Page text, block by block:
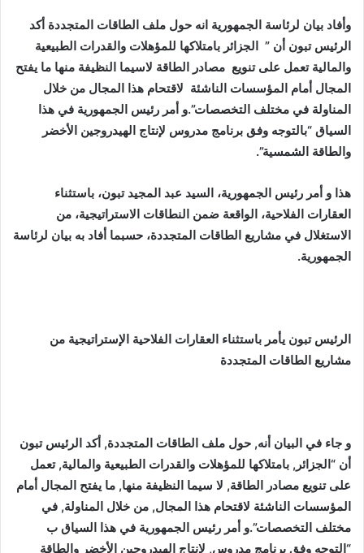
وأفاد بيان لرئاسة الجمهورية انه حول ملف الطاقات المتجددة أكد
الرئيس تبون أن ” الجزائر بامتلاكها للمؤهلات والقدرات الطبيعية
والمالية تعمل على تنويع مصادر الطاقة لاسيما النظيفة منها ما يفتح
المجال أمام المؤسسات الناشئة لاقتحام هذا المجال من خلال
المناولة في مختلف التخصصات”.و أمر رئيس الجمهورية في هذا
السياق “بالتوجه وفق برنامج مدروس لإنتاج الهيدروجين الأخضر
والطاقة الشمسية”.
هذا و أمر رئيس الجمهورية، السيد عبد المجيد تبون، باستثناء
العقارات الفلاحية، الواقعة ضمن النطاقات الاستراتيجية، من
الاستغلال في مشاريع الطاقات المتجددة، حسبما أفاد به بيان لرئاسة
الجمهورية.
الرئيس تبون يأمر باستثناء العقارات الفلاحية الإستراتيجية من
مشاريع الطاقات المتجددة
و جاء في البيان أنه, حول ملف الطاقات المتجددة, أكد الرئيس تبون
أن “الجزائر, بامتلاكها للمؤهلات والقدرات الطبيعية والمالية, تعمل
على تنويع مصادر الطاقة, لا سيما النظيفة منها, ما يفتح المجال أمام
المؤسسات الناشئة لاقتحام هذا المجال, من خلال المناولة, في
مختلف التخصصات”.و أمر رئيس الجمهورية في هذا السياق ب
“التوجه وفق برنامج مدروس, لإنتاج الهيدروجين الأخضر والطاقة